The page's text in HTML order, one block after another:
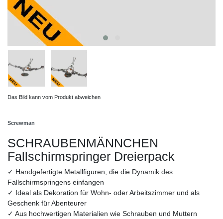
Das Bild kann vom Produkt abweichen
Screwman
SCHRAUBENMÄNNCHEN
Fallschirmspringer Dreierpack
✓ Handgefertigte Metallfiguren, die die Dynamik des
Fallschirmspringens einfangen
✓ Ideal als Dekoration für Wohn- oder Arbeitszimmer und als
Geschenk für Abenteurer
✓ Aus hochwertigen Materialien wie Schrauben und Muttern